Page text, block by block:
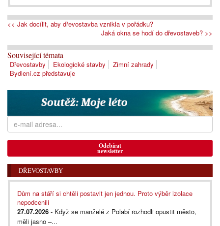
<< Jak docílit, aby dřevostavba vznikla v pořádku?
Jaká okna se hodí do dřevostaveb? >>
Související témata
Dřevostavby Ekologické stavby
Zimní zahrady
Bydlení.cz představuje
Odebírat
newsletter
DŘEVOSTAVBY
Dům na stáří si chtěli postavit jen jednou. Proto výběr izolace
nepodcenili
27.07.2026 - Když se manželé z Polabí rozhodli opustit město,
měli jasno –...